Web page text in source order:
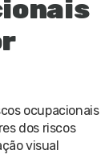
ocupacionais
dos riscos
visual